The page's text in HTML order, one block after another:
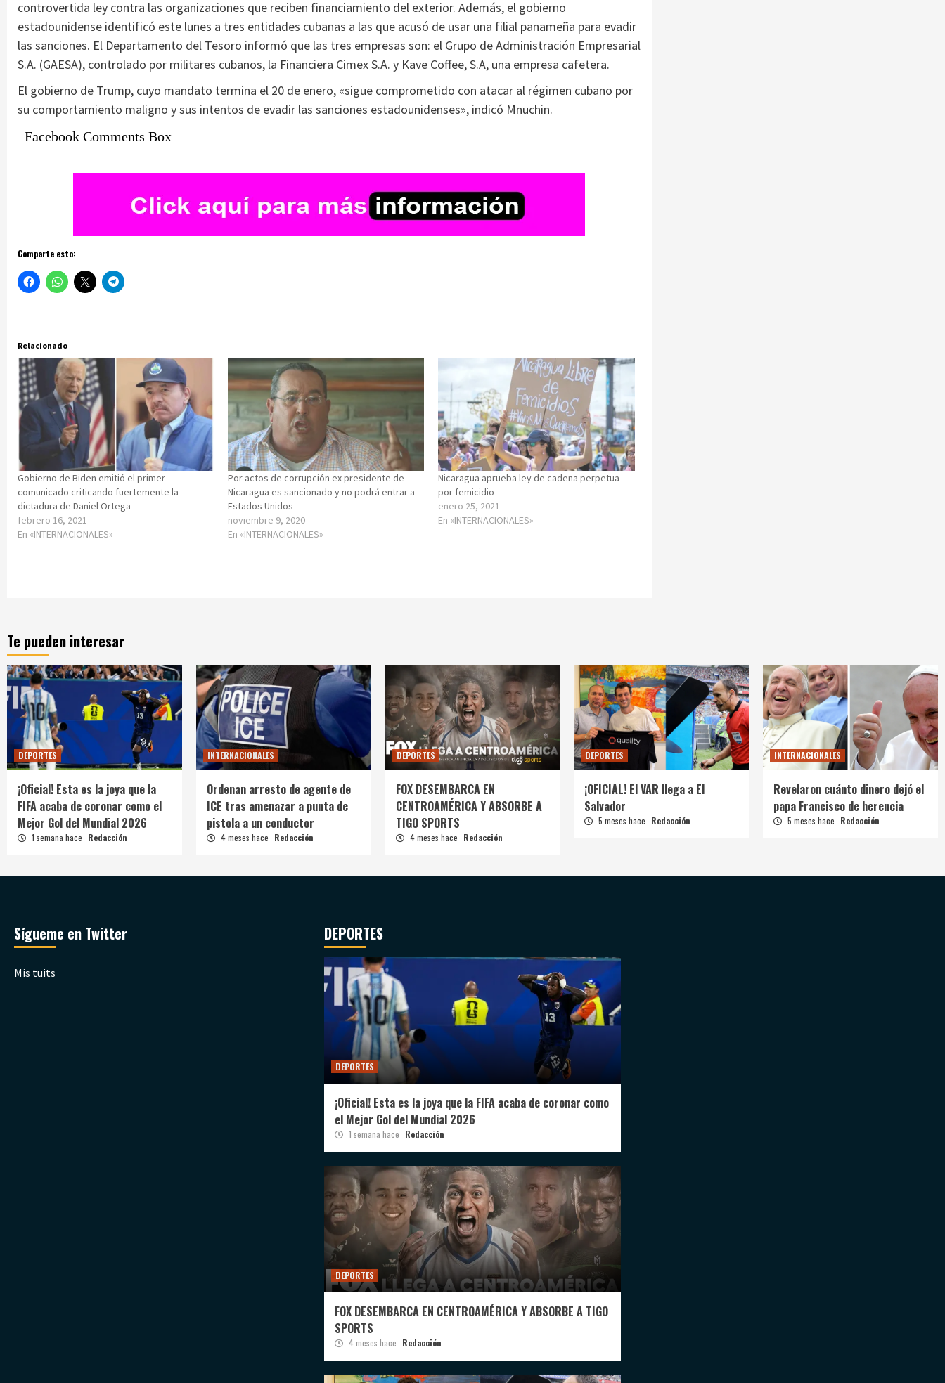
controvertida ley contra las organizaciones que reciben financiamiento del exterior. Además, el gobierno
estadounidense identificó este lunes a tres entidades cubanas a las que acusó de usar una filial panameña para evadir
las sanciones. El Departamento del Tesoro informó que las tres empresas son: el Grupo de Administración Empresarial
S.A. (GAESA), controlado por militares cubanos, la Financiera Cimex S.A. y Kave Coffee, S.A, una empresa cafetera.
El gobierno de Trump, cuyo mandato termina el 20 de enero, «sigue comprometido con atacar al régimen cubano por
su comportamiento maligno y sus intentos de evadir las sanciones estadounidenses», indicó Mnuchin.
Facebook Comments Box
Comparte esto:
Relacionado
Gobierno de Biden emitió el primer
comunicado criticando fuertemente la
dictadura de Daniel Ortega
febrero 16, 2021
En «INTERNACIONALES»
Por actos de corrupción ex presidente de
Nicaragua es sancionado y no podrá entrar a
Estados Unidos
noviembre 9, 2020
En «INTERNACIONALES»
Nicaragua aprueba ley de cadena perpetua
por femicidio
enero 25, 2021
En «INTERNACIONALES»
Te pueden interesar
DEPORTES
¡Oficial! Esta es la joya que la
FIFA acaba de coronar como el
Mejor Gol del Mundial 2026
1 semana hace Redacción
INTERNACIONALES
Ordenan arresto de agente de
ICE tras amenazar a punta de
pistola a un conductor
4 meses hace Redacción
DEPORTES
FOX DESEMBARCA EN
CENTROAMÉRICA Y ABSORBE A
TIGO SPORTS
4 meses hace Redacción
DEPORTES
¡OFICIAL! El VAR llega a El
Salvador
5 meses hace Redacción
INTERNACIONALES
Revelaron cuánto dinero dejó el
papa Francisco de herencia
5 meses hace Redacción
Sígueme en Twitter
Mis tuits
DEPORTES
DEPORTES
¡Oficial! Esta es la joya que la FIFA acaba de coronar como
el Mejor Gol del Mundial 2026
1 semana hace Redacción
DEPORTES
FOX DESEMBARCA EN CENTROAMÉRICA Y ABSORBE A TIGO
SPORTS
4 meses hace Redacción